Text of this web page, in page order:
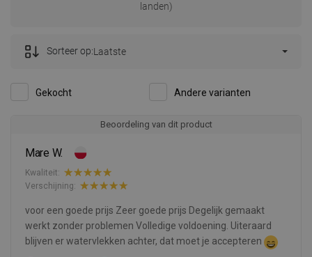
landen)
Gekocht Andere varianten
Sorteer op:Laatste
Beoordeling van dit product
Mare W.
Kwaliteit:
Verschijning:
voor een goede prijs Zeer goede prijs Degelijk gemaakt
werkt zonder problemen Volledige voldoening. Uiteraard
blijven er watervlekken achter, dat moet je accepteren